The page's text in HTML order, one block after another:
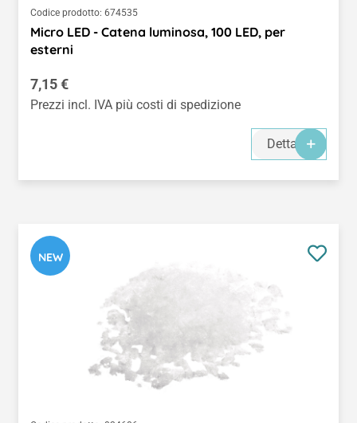
Codice prodotto: 674535
Micro LED - Catena luminosa, 100 LED, per
esterni
Prezzo normale:
7,15 €
Prezzi incl. IVA più costi di spedizione
Dettagli
NEW